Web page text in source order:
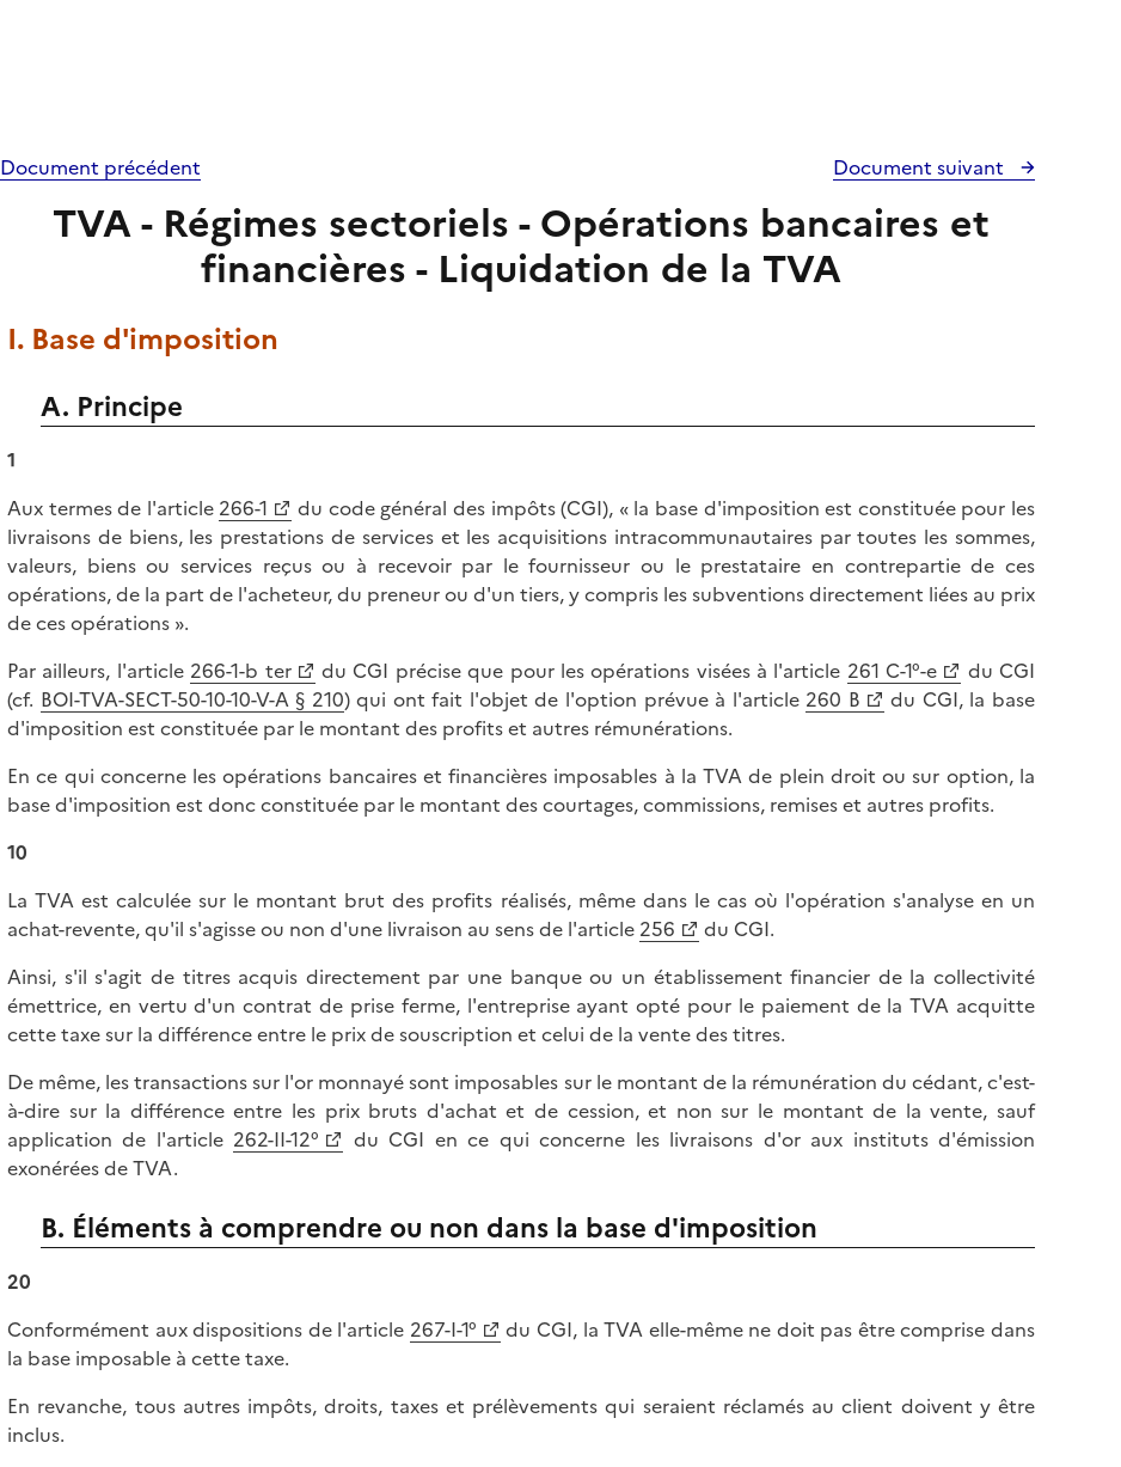
Document précédent Document suivant
TVA - Régimes sectoriels - Opérations bancaires et
financières - Liquidation de la TVA
I. Base d'imposition
A. Principe
1
Aux termes de l'article 266-1
du code général des impôts (CGI), « la base d'imposition est constituée pour les
livraisons de biens, les prestations de services et les acquisitions intracommunautaires par toutes les sommes,
valeurs, biens ou services reçus ou à recevoir par le fournisseur ou le prestataire en contrepartie de ces
opérations, de la part de l'acheteur, du preneur ou d'un tiers, y compris les subventions directement liées au prix
de ces opérations ».
Par ailleurs, l'article 266-1-b ter du CGI précise que pour les opérations visées à l'article 261 C-1°-e
du CGI
(cf. BOI-TVA-SECT-50-10-10-V-A § 210) qui ont fait l'objet de l'option prévue à l'article 260 B
du CGI, la base
d'imposition est constituée par le montant des profits et autres rémunérations.
En ce qui concerne les opérations bancaires et financières imposables à la TVA de plein droit ou sur option, la
base d'imposition est donc constituée par le montant des courtages, commissions, remises et autres profits.
10
La TVA est calculée sur le montant brut des profits réalisés, même dans le cas où l'opération s'analyse en un
achat-revente, qu'il s'agisse ou non d'une livraison au sens de l'article 256
du CGI.
Ainsi, s'il s'agit de titres acquis directement par une banque ou un établissement financier de la collectivité
émettrice, en vertu d'un contrat de prise ferme, l'entreprise ayant opté pour le paiement de la TVA acquitte
cette taxe sur la différence entre le prix de souscription et celui de la vente des titres.
De même, les transactions sur l'or monnayé sont imposables sur le montant de la rémunération du cédant, c'est-
à-dire sur la différence entre les prix bruts d'achat et de cession, et non sur le montant de la vente, sauf
application de l'article 262-II-12°
du CGI en ce qui concerne les livraisons d'or aux instituts d'émission
exonérées de TVA.
B. Éléments à comprendre ou non dans la base d'imposition
20
Conformément aux dispositions de l'article 267-I-1°
du CGI, la TVA elle-même ne doit pas être comprise dans
la base imposable à cette taxe.
En revanche, tous autres impôts, droits, taxes et prélèvements qui seraient réclamés au client doivent y être
inclus.